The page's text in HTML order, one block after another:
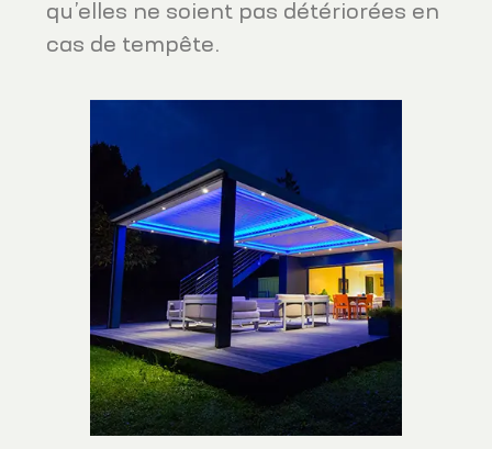
qu’elles ne soient pas détériorées en
cas de tempête.